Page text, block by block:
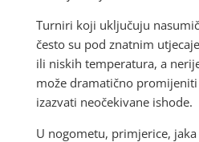
Turniri koji uključuju
često su pod znatnim
ili niskih temperatura, a
može dramatično
izazvati neočekivane ishode.
U nogometu, primjerice,